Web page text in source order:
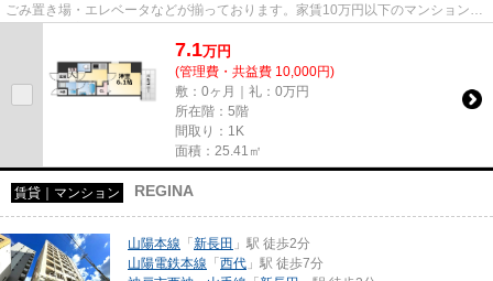
ごみ置き場・エレベータなどが揃っております。家賃10万円以下のマンションを
7.1万円
(管理費・共益費 10,000円)
敷：0ヶ月｜礼：0万円
所在階：5階
間取り：1K
面積：25.41㎡
賃貸｜マンション REGINA
山陽本線 「 新長田 」駅 徒歩2分
山陽電鉄本線 「 西代 」駅 徒歩7分